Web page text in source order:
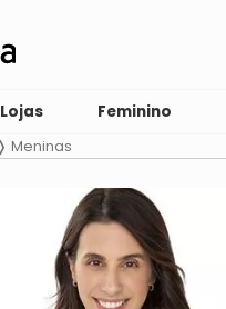
Lojas Feminino
Meninas